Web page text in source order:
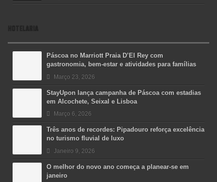
HOTELARIA
Páscoa no Marriott Praia D’El Rey com
gastronomia, bem-estar e atividades para famílias
Março 23, 2026
StayUpon lança campanha de Páscoa com estadias
em Alcochete, Seixal e Lisboa
Março 6, 2026
Três anos de recordes: Pipadouro reforça excelência
no turismo fluvial de luxo
Janeiro 9, 2026
O melhor do novo ano começa a planear-se em
janeiro